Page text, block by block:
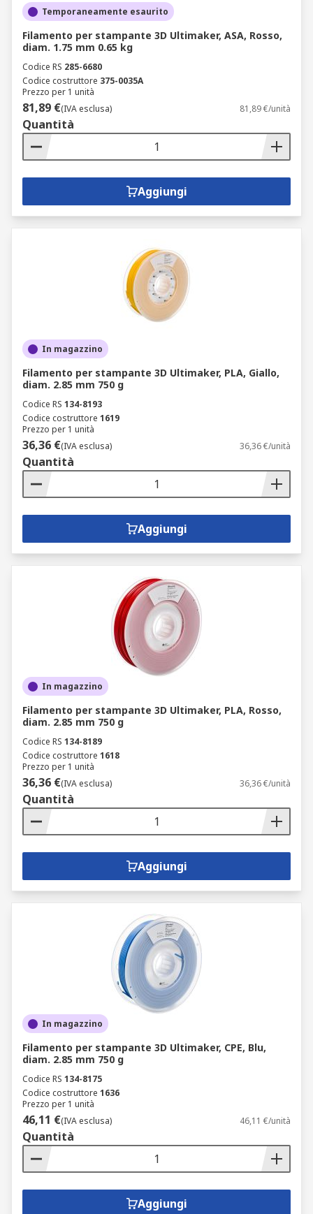
Temporaneamente esaurito
Filamento per stampante 3D Ultimaker, ASA, Rosso,
diam. 1.75 mm 0.65 kg
Codice RS 285-6680
Codice costruttore 375-0035A
Prezzo per 1 unità
81,89 €(IVA esclusa) 81,89 €/unità
Quantità
Aggiungi
In magazzino
Filamento per stampante 3D Ultimaker, PLA, Giallo,
diam. 2.85 mm 750 g
Codice RS 134-8193
Codice costruttore 1619
Prezzo per 1 unità
36,36 €(IVA esclusa) 36,36 €/unità
Quantità
Aggiungi
In magazzino
Filamento per stampante 3D Ultimaker, PLA, Rosso,
diam. 2.85 mm 750 g
Codice RS 134-8189
Codice costruttore 1618
Prezzo per 1 unità
36,36 €(IVA esclusa) 36,36 €/unità
Quantità
Aggiungi
In magazzino
Filamento per stampante 3D Ultimaker, CPE, Blu,
diam. 2.85 mm 750 g
Codice RS 134-8175
Codice costruttore 1636
Prezzo per 1 unità
46,11 €(IVA esclusa) 46,11 €/unità
Quantità
Aggiungi